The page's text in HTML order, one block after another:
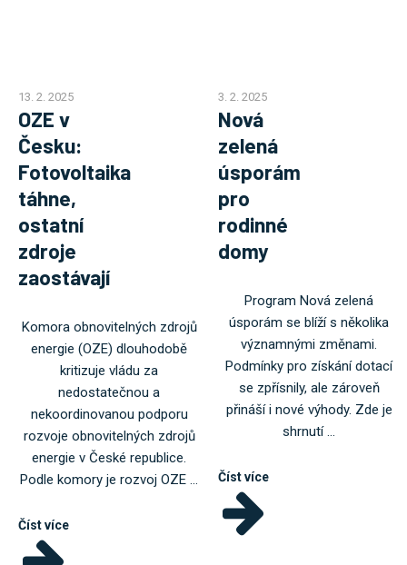
13. 2. 2025
OZE v
Česku:
Fotovoltaika
táhne,
ostatní
zdroje
zaostávají
Komora obnovitelných zdrojů
energie (OZE) dlouhodobě
kritizuje vládu za
nedostatečnou a
nekoordinovanou podporu
rozvoje obnovitelných zdrojů
energie v České republice.
Podle komory je rozvoj OZE ...
Číst více
3. 2. 2025
Nová
zelená
úsporám
pro
rodinné
domy
Program Nová zelená
úsporám se blíží s několika
významnými změnami.
Podmínky pro získání dotací
se zpřísnily, ale zároveň
přináší i nové výhody. Zde je
shrnutí ...
Číst více